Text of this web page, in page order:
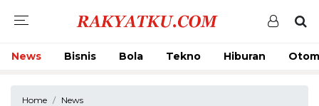
News Bisnis Bola Tekno Hiburan
Home News